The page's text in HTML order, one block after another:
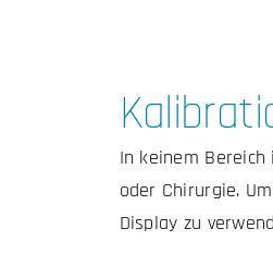
In keinem
oder Chirurgie.
Display zu